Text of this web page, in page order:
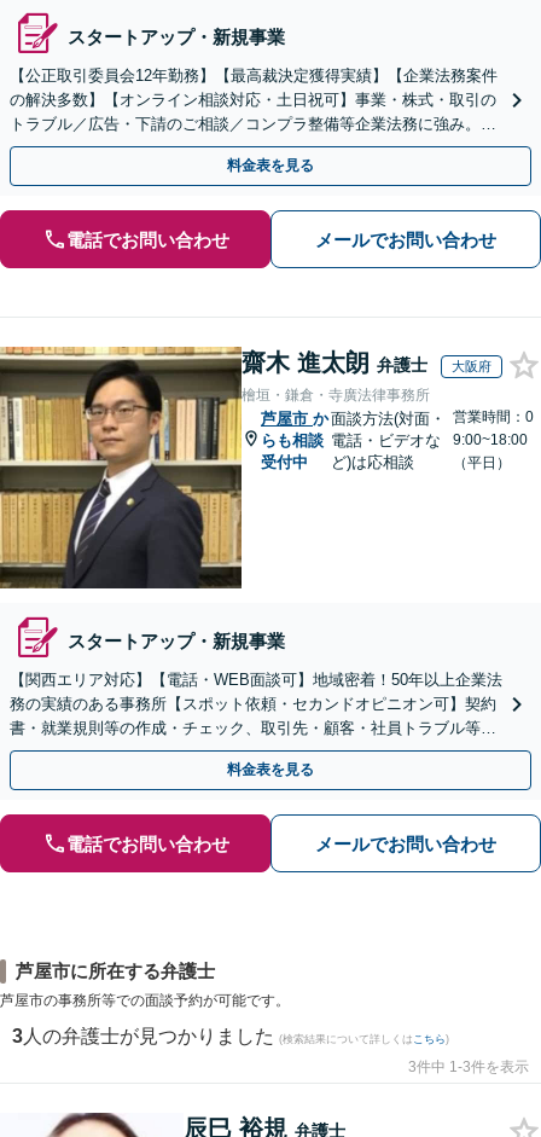
スタートアップ・新規事業
【公正取引委員会12年勤務】【最高裁決定獲得実績】【企業法務案件
の解決多数】【オンライン相談対応・土日祝可】事業・株式・取引の
トラブル／広告・下請のご相談／コンプラ整備等企業法務に強み。株
式の相続／誹謗中傷対策／不動産問題まで幅広く対応！
料金表を見る
電話でお問い合わせ メールでお問い合わせ
齋木 進太朗 弁護士 大阪府
檜垣・鎌倉・寺廣法律事務所
芦屋市 か
らも相談
受付中
面談方法(対面・
電話・ビデオな
ど)は応相談
営業時間：0
9:00~18:00
（平日）
スタートアップ・新規事業
【関西エリア対応】【電話・WEB面談可】地域密着！50年以上企業法
務の実績のある事務所【スポット依頼・セカンドオピニオン可】契約
書・就業規則等の作成・チェック、取引先・顧客・社員トラブル等、
お気軽にご相談ください【事前予約で休日・夜間対応】
料金表を見る
電話でお問い合わせ メールでお問い合わせ
芦屋市に所在する弁護士
芦屋市の事務所等での面談予約が可能です。
3 人の弁護士が見つかりました (検索結果について詳しくは こちら)
3件中 1-3件を表示
辰巳 裕規 弁護士